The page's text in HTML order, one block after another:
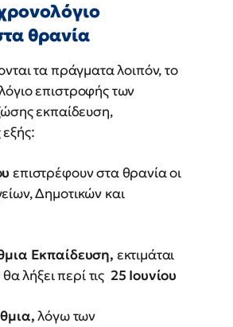
θρανία
τα πράγματα λοιπόν, το
επιστροφής των
εκπαίδευση,
επιστρέφουν στα θρανία οι
Δημοτικών και
Εκπαίδευση, εκτιμάται
λήξει περί τις 25 Ιουνίου
λόγω των